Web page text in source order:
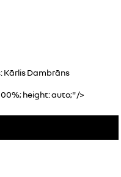
Kārlis Dambrāns
height: auto;" />